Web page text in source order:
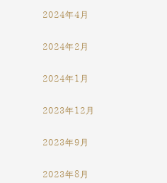
2024年4月
2024年2月
2024年1月
2023年12月
2023年9月
2023年8月